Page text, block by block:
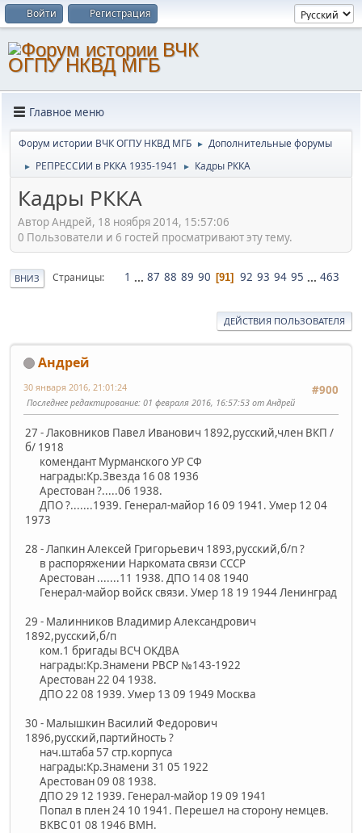
Войти Регистрация
Главное меню
Форум истории ВЧК ОГПУ НКВД МГБ ► Дополнительные форумы
► РЕПРЕССИИ в РККА 1935-1941 ► Кадры РККА
Кадры РККА
Автор Андрей, 18 ноября 2014, 15:57:06
0 Пользователи и 6 гостей просматривают эту тему.
ВНИЗ Страницы 1 ... 87 88 89 90 91 92 93 94 95 ... 463
ДЕЙСТВИЯ ПОЛЬЗОВАТЕЛЯ
Андрей
#900
30 января 2016, 21:01:24
Последнее редактирование: 01 февраля 2016, 16:57:53 от Андрей
27 - Лаковников Павел Иванович 1892,русский,член ВКП /
б/ 1918
комендант Мурманского УР СФ
награды:Кр.Звезда 16 08 1936
Арестован ?.....06 1938.
ДПО ?.......1939. Генерал-майор 16 09 1941. Умер 12 04
1973
28 - Лапкин Алексей Григорьевич 1893,русский,б/п ?
в распоряжении Наркомата связи СССР
Арестован .......11 1938. ДПО 14 08 1940
Генерал-майор войск связи. Умер 18 19 1944 Ленинград
29 - Малинников Владимир Александрович
1892,русский,б/п
ком.1 бригады ВСЧ ОКДВА
награды:Кр.Знамени РВСР №143-1922
Арестован 22 04 1938.
ДПО 22 08 1939. Умер 13 09 1949 Москва
30 - Малышкин Василий Федорович
1896,русский,партийность ?
нач.штаба 57 стр.корпуса
награды:Кр.Знамени 31 05 1922
Арестован 09 08 1938.
ДПО 29 12 1939. Генерал-майор 19 09 1941
Попал в плен 24 10 1941. Перешел на сторону немцев.
ВКВС 01 08 1946 ВМН.